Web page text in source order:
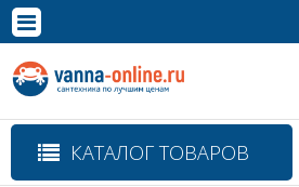
Полная версия сайта
КАТАЛОГ ТОВАРОВ